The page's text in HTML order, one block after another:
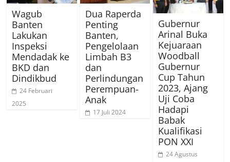
Wagub
Banten
Lakukan
Inspeksi
Mendadak ke
BKD dan
Dindikbud
24 Februari
2025
Dua Raperda
Penting
Banten,
Pengelolaan
Limbah B3
dan
Perlindungan
Perempuan-
Anak
17 Juli 2024
Gubernur
Arinal Buka
Kejuaraan
Woodball
Gubernur
Cup Tahun
2023, Ajang
Uji Coba
Hadapi
Babak
Kualifikasi
PON XXI
24 Agustus